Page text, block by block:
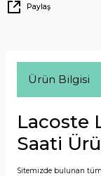
Paylaş
Ürün Bilgisi
Lacoste
Saati
Sitemizde bulunan tüm